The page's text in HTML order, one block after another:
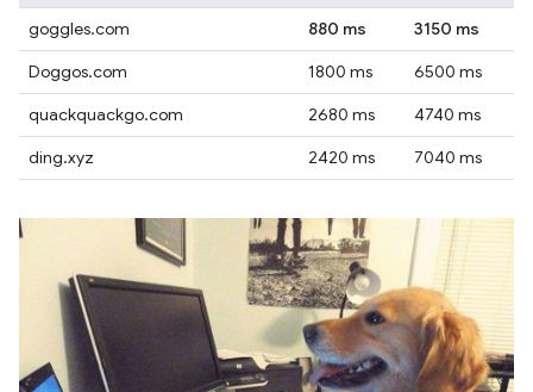
goggles.com 880 ms
3150 ms
Doggos.com
1800 ms
6500 ms
quackquackgo.com
2680 ms
4740 ms
ding.xyz
2420 ms 7040 ms